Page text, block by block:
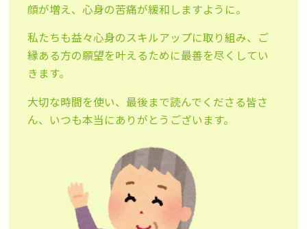
顔が増え、心身の苦痛が緩和しますように。
私たちも益々心身のスキルアップに取り組み、ご
縁ある方の願望を叶えるために最善を尽くしてい
きます。
大切な時間を使い、最後まで読んでくださる皆さ
ん、いつも本当にありがとうございます。